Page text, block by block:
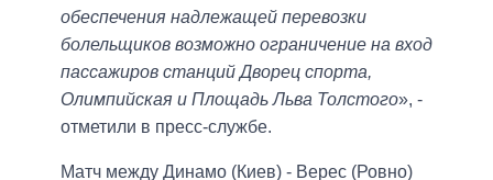
обеспечения надлежащей перевозки
болельщиков возможно ограничение на вход
пассажиров станций Дворец спорта,
Олимпийская и Площадь Льва Толстого», -
отметили в пресс-службе.
Матч между Динамо (Киев) - Верес (Ровно)